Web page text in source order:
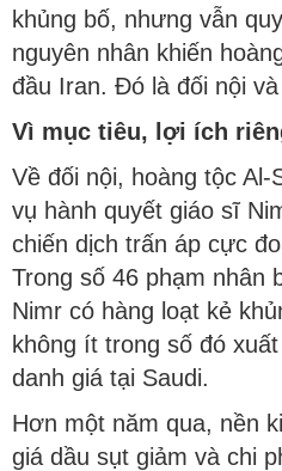
khủng bố, nhưng vẫn
nguyên nhân khiến
đầu Iran. Đó là đối nội và
Vì mục tiêu, lợi ích
Về đối nội, hoàng tộc Al-
vụ hành quyết giáo sĩ
chiến dịch trấn áp cực
Trong số 46 phạm nhân
Nimr có hàng loạt kẻ
không ít trong số đó
danh giá tại Saudi.
Hơn một năm qua, nền
giá dầu sụt giảm và chi